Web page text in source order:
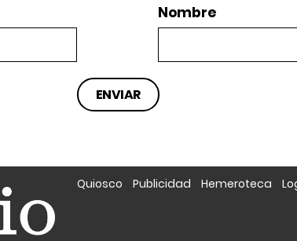
Nombre
Quiosco Publicidad Hemeroteca